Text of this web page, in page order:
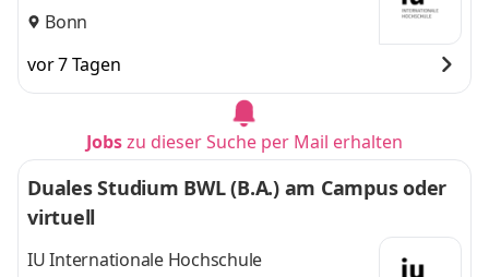
Bonn
vor 7 Tagen
Jobszu dieser Suche per Mail erhalten
Duales Studium BWL (B.A.) am Campus oder
virtuell
IU Internationale Hochschule